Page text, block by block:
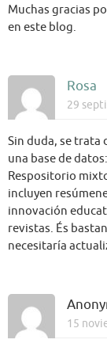
Muchas gracias
en este blog.
Rosa
29
Sin duda, se trata
una base de
Respositorio
incluyen
innovación
revistas. És
necesitaría
15